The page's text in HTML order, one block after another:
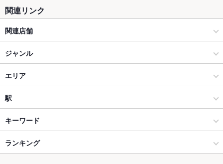
テラス席
貸切
設備
Wi-Fi
バリアフリ
駐車場 なし ：近隣のコインパーキングをご利用下さい。
その他設備 －
その他
関連リンク
関連店舗
イザカヤラボ -IZAKAYA Lab-
【全席完全個室】海鮮と北海道産料理 きたとら-別邸- 札幌駅南口
【個室居酒屋】市場直送海鮮×創作肉料理 イザカヤラボ-
IZAKAYA Lab- 札幌駅前店
【個室居酒屋】市場直送海鮮×創作肉料理 イザカヤラボ-
IZAKAYA Lab- 新札幌店
ジャンル
居酒屋
海鮮
麻生・北24条（北区・東区） × 居酒屋
麻生・北24条（北区・東区） × 海鮮
エリア
麻生
麻生 × 居酒屋
麻生 × 海鮮
駅
麻生駅
新琴似駅
キーワード
手羽先 からあげ
ランキング